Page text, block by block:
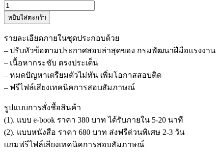
จำนวน
แนว
นัก
จัดการ
งาน
ทั่วไป
ปฏิบัติ
การ
กรม
พัฒนา
ฝีมือ
หยิบใส่ตะกร้า
รายละเอียดภายในชุดประกอบด้วย
– ปรับหัวข้อตามประกาศสอบล่าสุดของ กรมพัฒนาฝีมือแรงงาน
– เนื้อหากระชับ ตรงประเด็น
– หมดปัญหาเตรียมตัวไม่ทัน เพิ่มโอกาสสอบติด
– ฟรีไฟล์เสียงเทคนิคการสอบสัมภาษณ์
รูปแบบการสั่งชื้อสินค้า
(1). แบบ e-book ราคา 380 บาท ได้รับภายใน 5-20 นาที
(2). แบบหนังสือ ราคา 680 บาท ส่งฟรีด่วนพิเศษ 2-3 วัน
แถมฟรีไฟล์เสียงเทคนิคการสอบสัมภาษณ์